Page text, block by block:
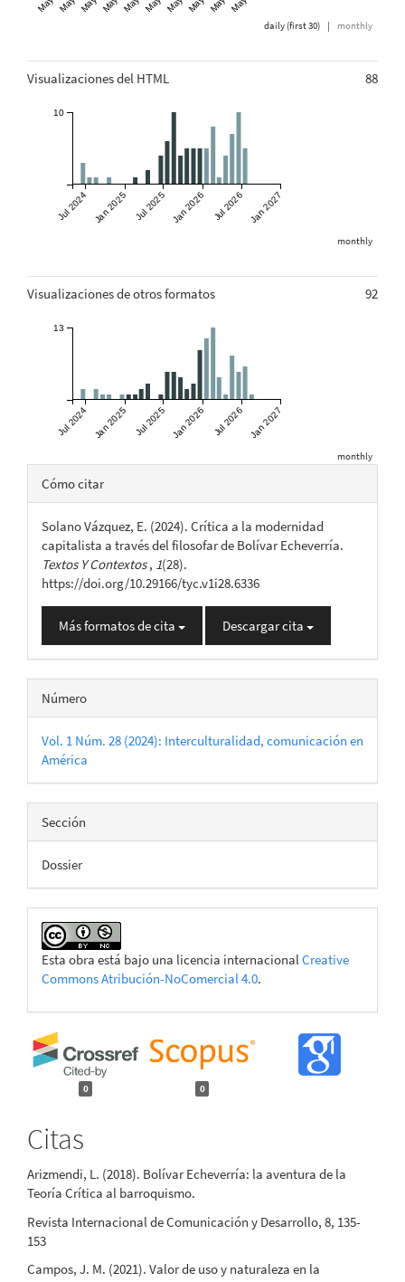
daily (first 30) | monthly
Visualizaciones del HTML 88
Jul 2024 Jan 2025 Jul 2025 Jan 2026 Jul 2026 Jan 2027
10
monthly
Visualizaciones de otros formatos 92
Jul 2024 Jan 2025 Jul 2025 Jan 2026 Jul 2026 Jan 2027
13
monthly
Detalles
del
artículo
Cómo citar
Solano Vázquez, E. (2024). Crítica a la modernidad
capitalista a través del filosofar de Bolívar Echeverría.
Textos Y Contextos, 1(28).
https://doi.org/10.29166/tyc.v1i28.6336
Más formatos de cita Descargar cita
Número
Vol. 1 Núm. 28 (2024): Interculturalidad, comunicación en
América
Sección
Dossier
Esta obra está bajo una licencia internacionalCreative
Commons Atribución-NoComercial 4.0.
0 0
Citas
Arizmendi, L. (2018). Bolívar Echeverría: la aventura de la
Teoría Crítica al barroquismo.
Revista Internacional de Comunicación y Desarrollo, 8, 135-
153
Campos, J. M. (2021). Valor de uso y naturaleza en la